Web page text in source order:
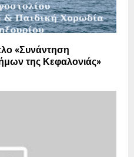
«Συνάντηση
της Κεφαλονιάς»